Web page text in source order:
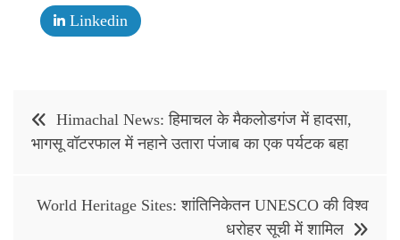
Linkedin
Post
navigation
Himachal News: हिमाचल के मैकलोडगंज में हादसा,
भागसू वॉटरफाल में नहाने उतारा पंजाब का एक पर्यटक बहा
World Heritage Sites: शांतिनिकेतन UNESCO की विश्व
धरोहर सूची में शामिल